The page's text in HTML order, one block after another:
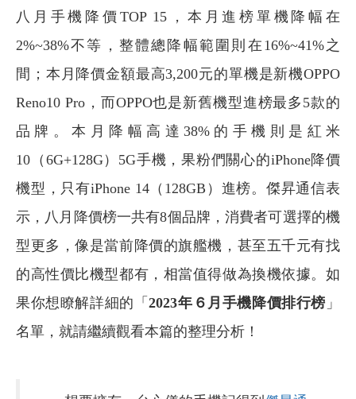
八月手機降價TOP 15，本月進榜單機降幅在
2%~38%不等，整體總降幅範圍則在16%~41%之
間；本月降價金額最高3,200元的單機是新機OPPO
Reno10 Pro，而OPPO也是新舊機型進榜最多5款的
品牌。本月降幅高達38%的手機則是紅米
10（6G+128G）5G手機，果粉們關心的iPhone降價
機型，只有iPhone 14（128GB）進榜。傑昇通信表
示，八月降價榜一共有8個品牌，消費者可選擇的機
型更多，像是當前降價的旗艦機，甚至五千元有找
的高性價比機型都有，相當值得做為換機依據。如
果你想瞭解詳細的「2023年６月手機降價排行榜 」
名單，就請繼續觀看本篇的整理分析！